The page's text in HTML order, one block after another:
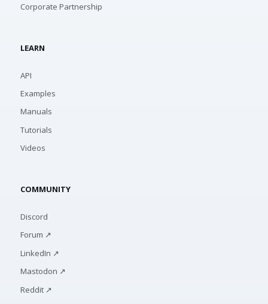
Corporate Partnership
LEARN
API
Examples
Manuals
Tutorials
Videos
COMMUNITY
Discord
Forum ↗
LinkedIn ↗
Mastodon ↗
Reddit ↗